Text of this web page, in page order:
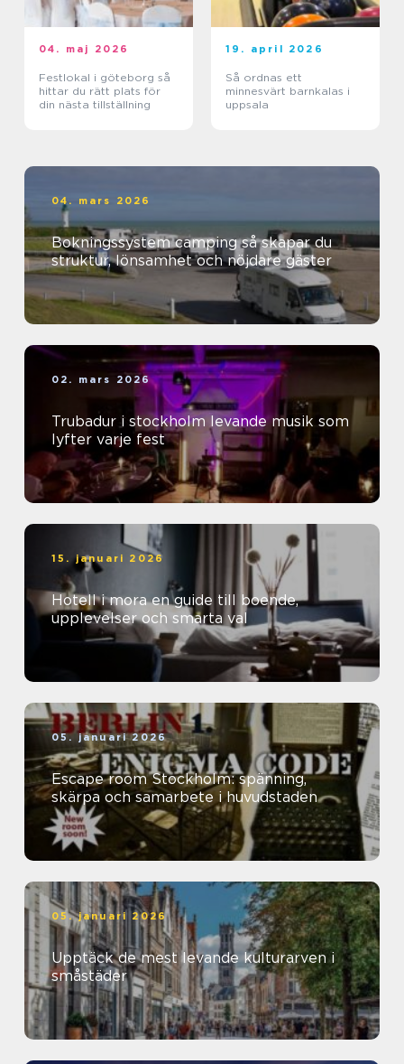
04. maj 2026
Festlokal i göteborg så
hittar du rätt plats för
din nästa tillställning
19. april 2026
Så ordnas ett
minnesvärt barnkalas i
uppsala
04. mars 2026
Bokningssystem camping så skapar du
struktur, lönsamhet och nöjdare gäster
02. mars 2026
Trubadur i stockholm levande musik som
lyfter varje fest
15. januari 2026
Hotell i mora en guide till boende,
upplevelser och smarta val
05. januari 2026
Escape room Stockholm: spänning,
skärpa och samarbete i huvudstaden
05. januari 2026
Upptäck de mest levande kulturarven i
småstäder